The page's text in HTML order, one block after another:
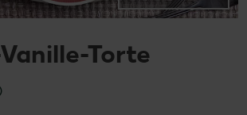
Torte
teilen
Pinterest teilen